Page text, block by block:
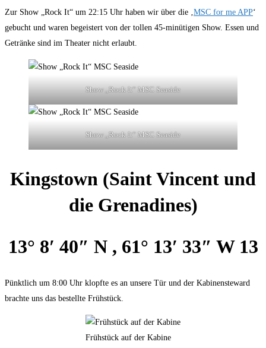
Zur Show „Rock It“ um 22:15 Uhr haben wir über die ‚MSC for me APP‘
gebucht und waren begeistert von der tollen 45-minütigen Show. Essen und
Getränke sind im Theater nicht erlaubt.
Show „Rock It“ MSC Seaside
Show „Rock It“ MSC Seaside
Kingstown (Saint Vincent und
die Grenadines)
13° 8′ 40″ N , 61° 13′ 33″ W 13
Pünktlich um 8:00 Uhr klopfte es an unsere Tür und der Kabinensteward
brachte uns das bestellte Frühstück.
Frühstück auf der Kabine